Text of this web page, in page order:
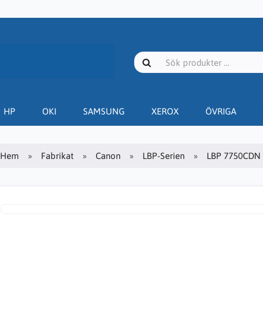
HP OKI SAMSUNG XEROX ÖVRIGA
Hem Fabrikat Canon LBP-Serien LBP 7750CDN